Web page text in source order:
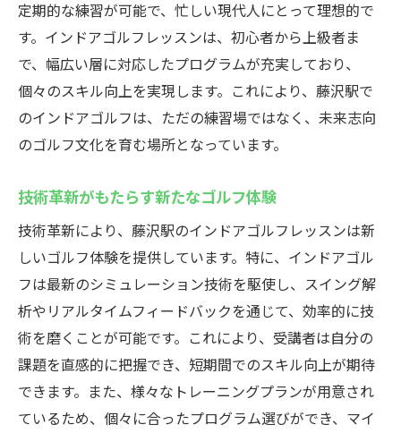
定期的な練習が可能で、忙しい現代人にとって理想的で
す。インドアゴルフレッスンは、初心者から上級者ま
で、幅広い層に対応したプログラムが充実しており、
個々のスキル向上を実現します。これにより、藤沢駅で
のインドアゴルフは、ただの練習場ではなく、未来志向
のゴルフ文化を育む場所となっています。
技術革新がもたらす新たなゴルフ体験
技術革新により、藤沢駅のインドアゴルフレッスンは新
しいゴルフ体験を提供しています。特に、インドアゴル
フは最新のシミュレーション技術を駆使し、スイング解
析やリアルタイムフィードバックを通じて、効率的に技
術を磨くことが可能です。これにより、受講者は自分の
課題を直感的に把握でき、短期間でのスキル向上が期待
できます。また、様々なトレーニングプランが用意され
ているため、個々に合ったプログラム選びができ、マイ